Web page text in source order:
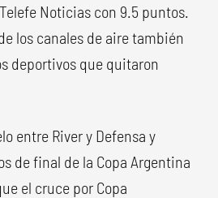
Noticias con 9.5 puntos.
los canales de aire también
deportivos que quitaron
entre River y Defensa y
de final de la Copa Argentina
el cruce por Copa